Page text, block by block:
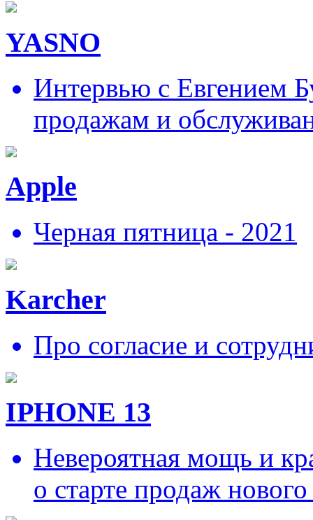
YASNO
Интервью с Евгением
продажам и
Apple
Черная пятница - 2021
Karcher
Про согласие и
IPHONE 13
Невероятная мощь и
о старте продаж